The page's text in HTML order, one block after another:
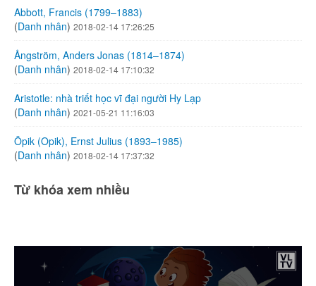
Abbott, Francis (1799–1883)
(Danh nhân) 2018-02-14 17:26:25
Ångström, Anders Jonas (1814–1874)
(Danh nhân) 2018-02-14 17:10:32
Aristotle: nhà triết học vĩ đại người Hy Lạp
(Danh nhân) 2021-05-21 11:16:03
Öpik (Opik), Ernst Julius (1893–1985)
(Danh nhân) 2018-02-14 17:37:32
Từ khóa xem nhiều